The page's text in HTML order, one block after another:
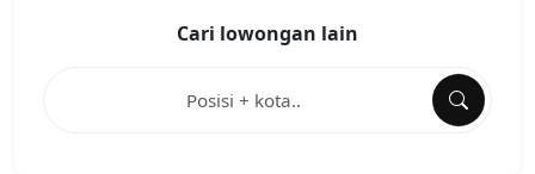
Cari lowongan lain